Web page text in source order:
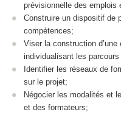
prévisionnelle des emplois
Construire un dispositif de
compétences;
Viser la construction
individualisant les
Identifier les réseaux de
sur le projet;
Négocier les modalités et
et des formateurs;